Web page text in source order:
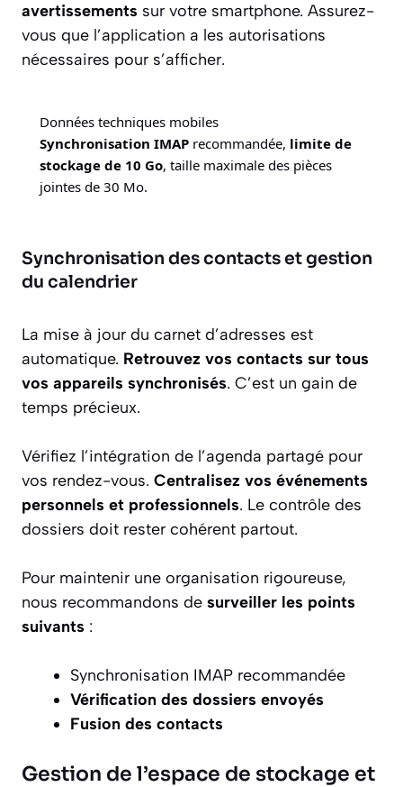
avertissements sur votre smartphone. Assurez-
vous que l’application a les autorisations
nécessaires pour s’afficher.
Données techniques mobiles
Synchronisation IMAP recommandée, limite de
stockage de 10 Go, taille maximale des pièces
jointes de 30 Mo.
Synchronisation des contacts et gestion
du calendrier
La mise à jour du carnet d’adresses est
automatique. Retrouvez vos contacts sur tous
vos appareils synchronisés. C’est un gain de
temps précieux.
Vérifiez l’intégration de l’agenda partagé pour
vos rendez-vous. Centralisez vos événements
personnels et professionnels. Le contrôle des
dossiers doit rester cohérent partout.
Pour maintenir une organisation rigoureuse,
nous recommandons de surveiller les points
suivants :
Synchronisation IMAP recommandée
Vérification des dossiers envoyés
Fusion des contacts
Gestion de l’espace de stockage et